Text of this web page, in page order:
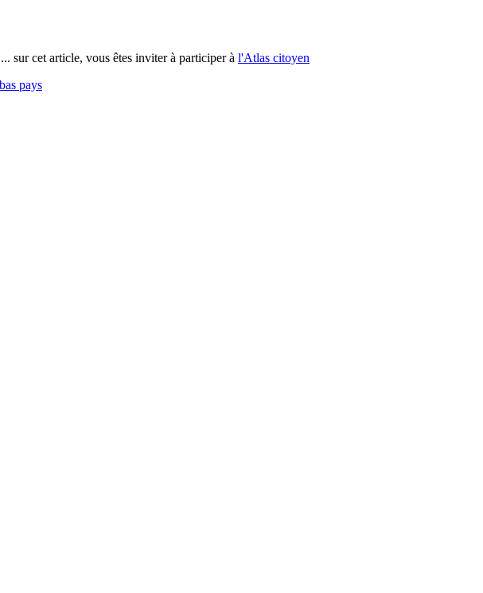
sur cet article, vous êtes inviter à participer à l'Atlas citoyen
pays